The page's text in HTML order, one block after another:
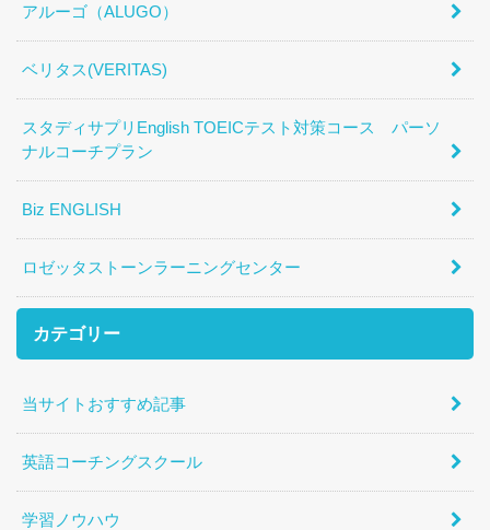
アルーゴ（ALUGO）
ベリタス(VERITAS)
スタディサプリEnglish TOEICテスト対策コース パーソ
ナルコーチプラン
Biz ENGLISH
ロゼッタストーンラーニングセンター
カテゴリー
当サイトおすすめ記事
英語コーチングスクール
学習ノウハウ